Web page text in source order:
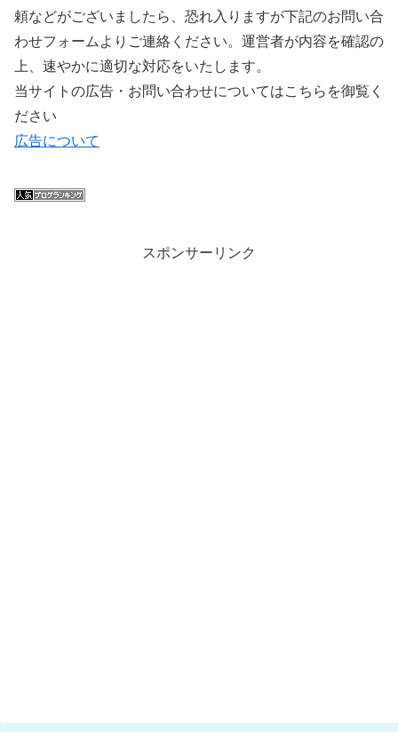
頼などがございましたら、恐れ入りますが下記のお問い合
わせフォームよりご連絡ください。運営者が内容を確認の
上、速やかに適切な対応をいたします。
当サイトの広告・お問い合わせについてはこちらを御覧く
ださい
広告について
スポンサーリンク